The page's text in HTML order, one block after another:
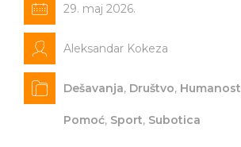
29. maj 2026.
Aleksandar Kokeza
Dešavanja, Društvo, Humanost
Pomoć, Sport, Subotica